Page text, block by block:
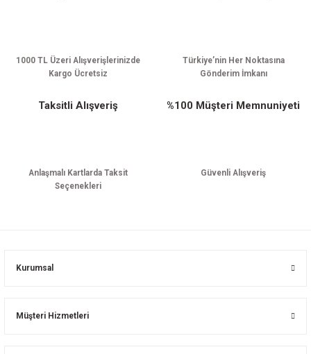
1000 TL Üzeri Alışverişlerinizde
Kargo Ücretsiz
Türkiye’nin Her Noktasına
Gönderim İmkanı
Taksitli Alışveriş
Anlaşmalı Kartlarda Taksit
Seçenekleri
%100 Müşteri Memnuniyeti
Güvenli Alışveriş
Kurumsal
Müşteri Hizmetleri